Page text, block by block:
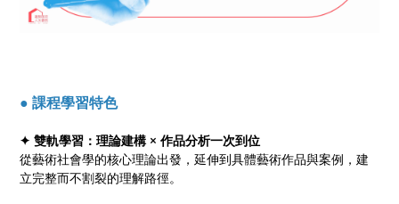
● 課程學習特色
✦ 雙軌學習：理論建構 × 作品分析一次到位
從藝術社會學的核心理論出發，延伸到具體藝術作品與案例，建
立完整而不割裂的理解路徑。